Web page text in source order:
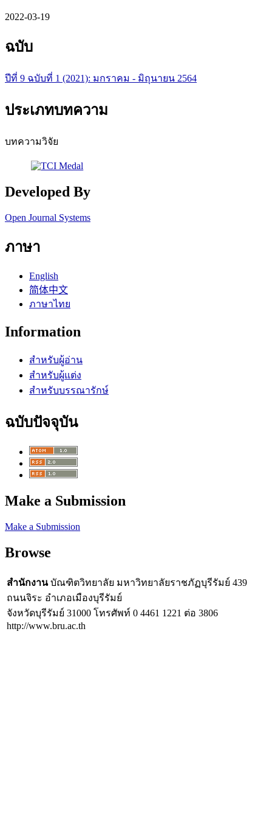
2022-03-19
ฉบับ
ปีที่ 9 ฉบับที่ 1 (2021): มกราคม - มิถุนายน 2564
ประเภทบทความ
บทความวิจัย
Developed By
Open Journal Systems
ภาษา
English
简体中文
ภาษาไทย
Information
สำหรับผู้อ่าน
สำหรับผู้แต่ง
สำหรับบรรณารักษ์
ฉบับปัจจุบัน
Make a Submission
Make a Submission
Browse
สำนักงานบัณฑิตวิทยาลัย มหาวิทยาลัยราชภัฏบุรีรัมย์ 439
ถนนจิระ อำเภอเมืองบุรีรัมย์
จังหวัดบุรีรัมย์ 31000 โทรศัพท์ 0 4461 1221 ต่อ 3806
http://www.bru.ac.th